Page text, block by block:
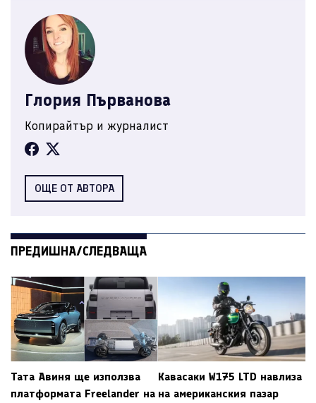
Глория Първанова
Копирайтър и журналист
ОЩЕ ОТ АВТОРА
ПРЕДИШНА/СЛЕДВАЩА
Тата Авиня ще използва
платформата Freelander на
Кавасаки W175 LTD навлиза
на американския пазар